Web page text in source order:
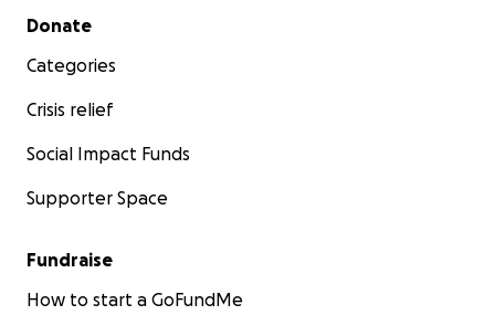
Secondary menu
Donate
Categories
Crisis relief
Social Impact Funds
Supporter Space
Fundraise
How to start a GoFundMe